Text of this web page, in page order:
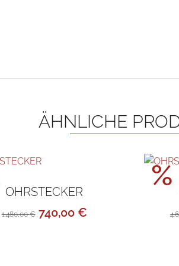
ÄHNLICHE
OHRSTECKER
1.480,00€ Ursprünglicher
740,00 €Aktueller
%